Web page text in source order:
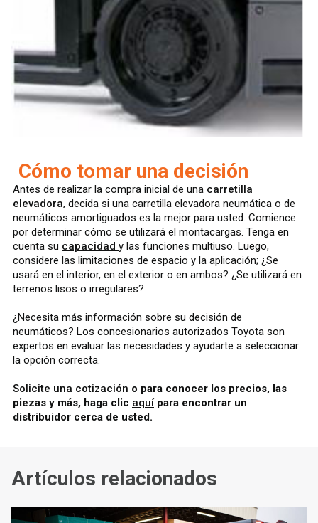
Cómo tomar una decisión
Antes de realizar la compra inicial de una carretilla
elevadora, decida si una carretilla elevadora neumática o de
neumáticos amortiguados es la mejor para usted. Comience
por determinar cómo se utilizará el montacargas. Tenga en
cuenta su capacidad y las funciones multiuso. Luego,
considere las limitaciones de espacio y la aplicación; ¿Se
usará en el interior, en el exterior o en ambos? ¿Se utilizará en
terrenos lisos o irregulares?
¿Necesita más información sobre su decisión de
neumáticos? Los concesionarios autorizados Toyota son
expertos en evaluar las necesidades y ayudarte a seleccionar
la opción correcta.
Solicite una cotización o para conocer los precios, las
piezas y más, haga clic aquí para encontrar un
distribuidor cerca de usted.
Artículos relacionados